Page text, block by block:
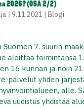
2026? (OSA 2/2)
| 9.11.2021 | Blogi
7. suurin
aloittaa toimintansa
16 kunnan ja noin
palvelut yhden
alle.
uudistus yhdistää